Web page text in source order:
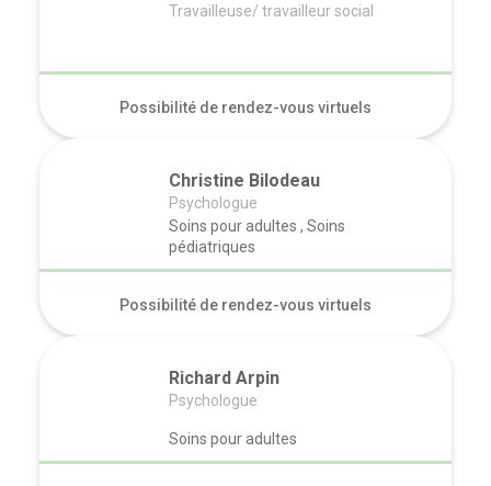
Travailleuse/ travailleur social
Possibilité de rendez-vous virtuels
Christine Bilodeau
Psychologue
Soins pour adultes , Soins
pédiatriques
Possibilité de rendez-vous virtuels
Richard Arpin
Psychologue
Soins pour adultes